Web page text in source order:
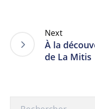
Next
À la
de La Mitis